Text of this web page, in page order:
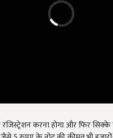
5 रुपए के नोट की कीमत भी